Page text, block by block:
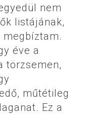
nem
listájának,
megbíztam.
éve a
törzsemen,
műtétileg
Ez a